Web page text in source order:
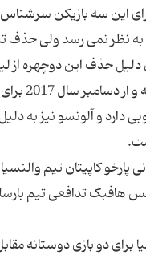
این سه بازیکن
نظر نمی رسد ولی حذف
دلیل حذف این دوچهره
شدت در
دارد و آلونسو نیز به
پارخو کاپیتان تیم
تدافعی تیم
دو بازی دوستانه